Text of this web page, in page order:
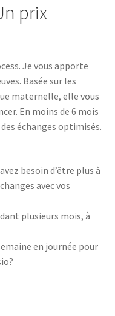
prix
Je vous apporte
Basée sur les
maternelle, elle vous
En moins de 6 mois
échanges optimisés.
besoin d’être plus à
avec vos
plusieurs mois, à
en journée pour